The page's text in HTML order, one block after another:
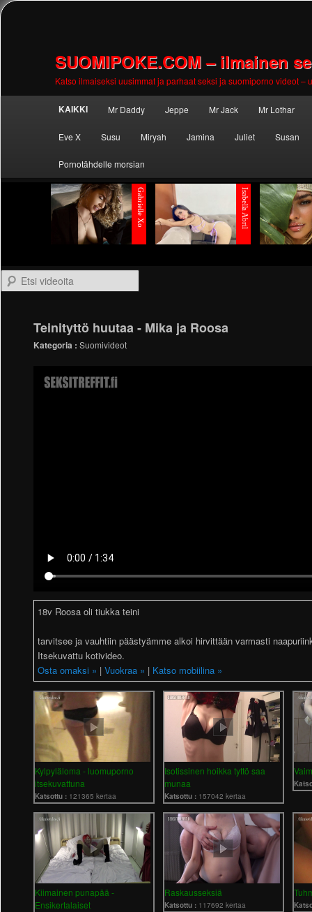
SUOMIPOKE.COM – ilmainen
Katso ilmaiseksi uusimmat ja parhaat seksi ja suomiporno videot –
Skip to
primary
content
Skip to
secondary
content
KAIKKI Mr Daddy Jeppe Mr Jack Mr Lothar
Eve X Susu Miryah Jamina Juliet Susan
Pornotähdelle morsian
Etsi videoita
Teinityttö huutaa - Mika ja Roosa
Kategoria :Suomivideot
18v Roosa oli tiukka teini
tarvitsee ja vauhtiin päästyämme alkoi hirvittään varmasti
Itsekuvattu kotivideo.
Osta omaksi » |Vuokraa » | Katso mobiilina »
Kylpyläloma - luomuporno
itsekuvattuna
Katsottu : 121365 kertaa
Isotissinen hoikka tyttö saa
munaa
Katsottu : 157042 kertaa
Kiimainen punapää -
Ensikertalaiset
Raskausseksiä
Katsottu : 117692 kertaa